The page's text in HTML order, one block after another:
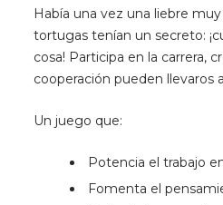
Había una vez una liebre
tortugas tenían un secreto:
cosa! Participa en la carrera,
cooperación pueden llevaros
Un juego que:
Potencia el trabajo
Fomenta el